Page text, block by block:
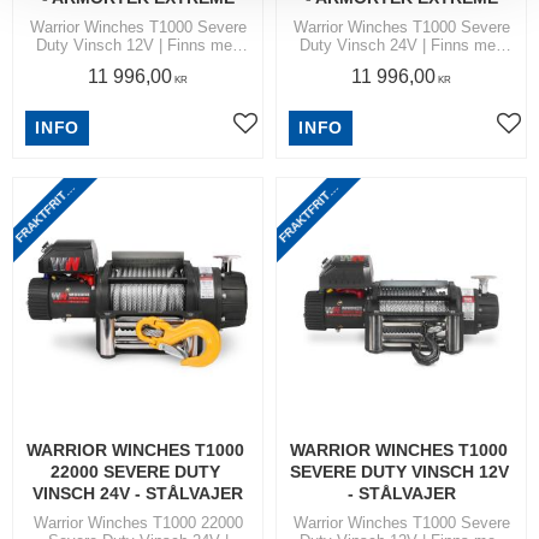
Warrior Winches T1000 Severe
Duty Vinsch 12V | Finns med
ton
11 996,00 KR
Lägg till i favoriter
INFO
Warrior Winches T1000 Severe
Duty Vinsch 24V | Finns med
ton
11 996,00 KR
INFO
WARRIOR WINCHES T1000
22000 SEVERE DUTY
VINSCH 24V - STÅLVAJER
Warrior Winches T1000 22000
F
R
A
K
T
F
R
I
T
T
I
N
O
M
S
V
E
R
I
G
E
WARRIOR WINCHES T1000
SEVERE DUTY VINSCH 12V
- STÅLVAJER
Warrior Winches T1000 Severe
F
R
A
K
T
F
R
I
T
T
I
N
O
M
S
V
E
R
I
G
E